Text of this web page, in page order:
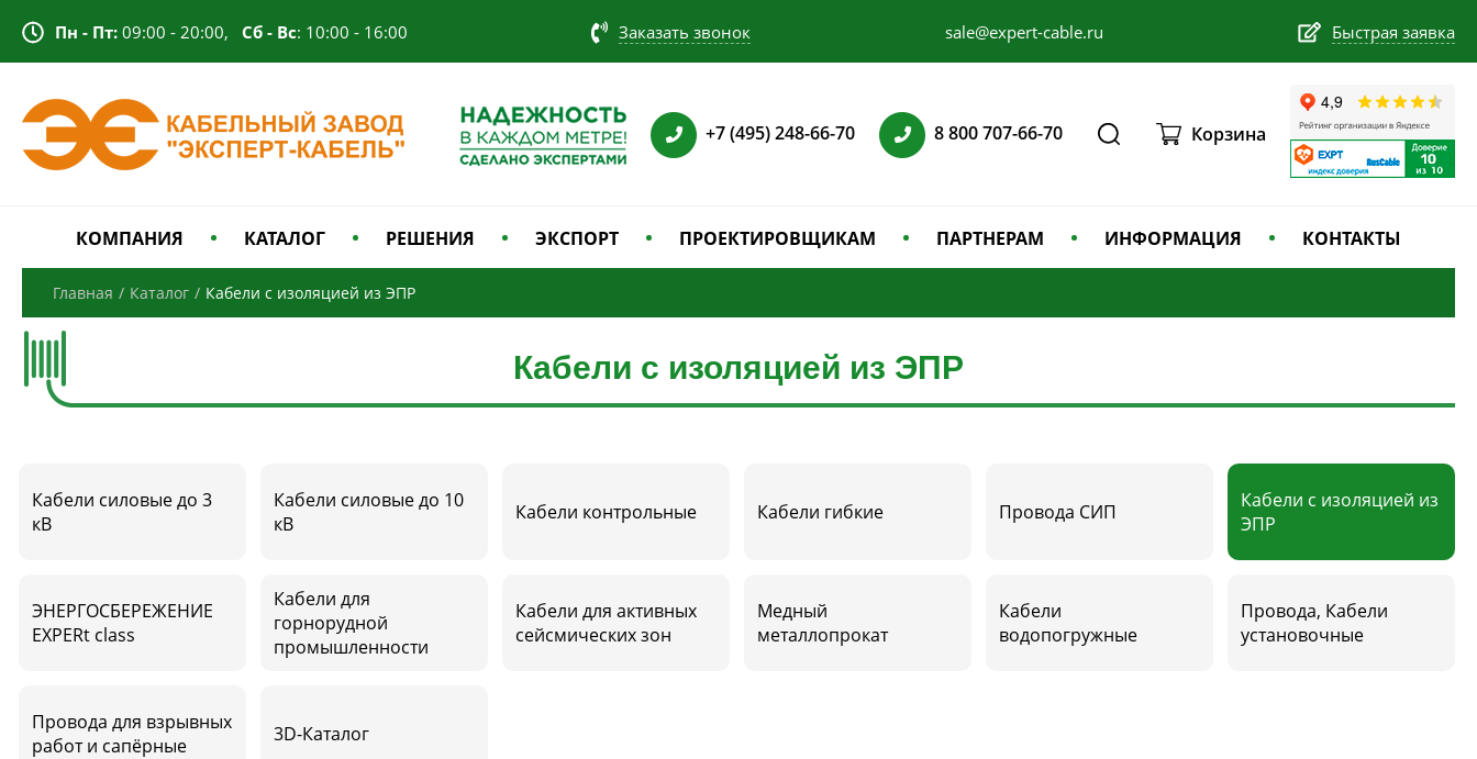
Пн - Пт: 09:00 - 20:00, Сб - Вс: 10:00 - 16:00 Заказать звонок sale@expert-cable.ru Быстрая заявка
+7 (495) 248-66-70 8 800 707-66-70 Корзина
КОМПАНИЯ КАТАЛОГ РЕШЕНИЯ ЭКСПОРТ ПРОЕКТИРОВЩИКАМ ПАРТНЕРАМ ИНФОРМАЦИЯ КОНТАКТЫ
Главная / Каталог / Кабели с изоляцией из ЭПР
Кабели с изоляцией из ЭПР
Кабели силовые до 3
кВ
Кабели силовые до 10
кВ
Кабели контрольные Кабели гибкие Провода СИП
Кабели с изоляцией из
ЭПР
ЭНЕРГОСБЕРЕЖЕНИЕ
EXPERt class
Кабели для
горнорудной
промышленности
Кабели для активных
сейсмических зон
Медный
металлопрокат
Кабели
водопогружные
Провода, Кабели
установочные
Провода для взрывных
работ и сапёрные
3D-Каталог